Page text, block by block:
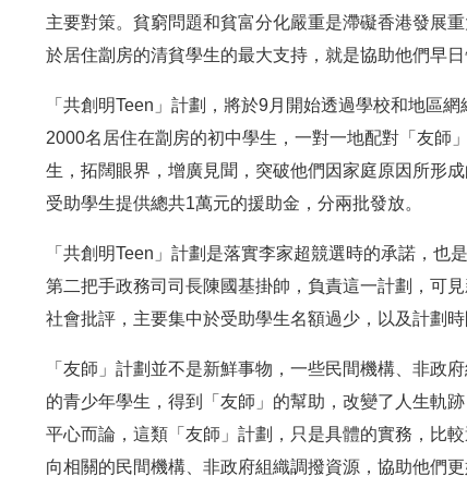
主要對策。貧窮問題和貧富分化嚴重是滯礙香港發展
於居住劏房的清貧學生的最大支持，就是協助他們早日
「共創明Teen」計劃，將於9月開始透過學校和地區
2000名居住在劏房的初中學生，一對一地配對「友師
生，拓闊眼界，增廣見聞，突破他們因家庭原因所形
受助學生提供總共1萬元的援助金，分兩批發放。
「共創明Teen」計劃是落實李家超競選時的承諾，
第二把手政務司司長陳國基掛帥，負責這一計劃，可
社會批評，主要集中於受助學生名額過少，以及計劃
「友師」計劃並不是新鮮事物，一些民間機構、非政
的青少年學生，得到「友師」的幫助，改變了人生軌
平心而論，這類「友師」計劃，只是具體的實務，比
向相關的民間機構、非政府組織調撥資源，協助他們